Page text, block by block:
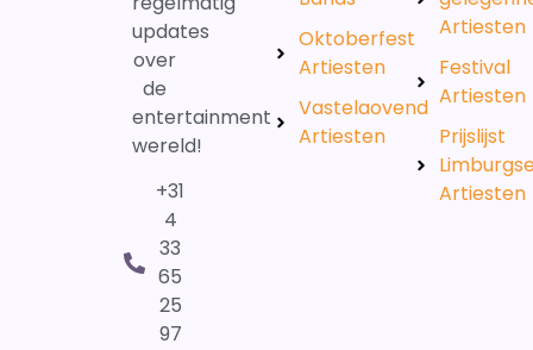
updates
over
de
entertainment
wereld!
+31
4
33
65
25
97
Oktoberfest
Artiesten
Vastelaovend
Artiesten
Artiesten
Festival
Artiesten
Prijslijst
Artiesten